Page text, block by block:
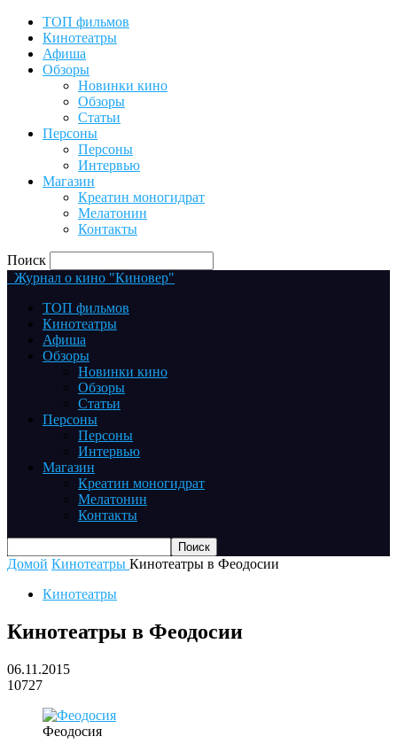
ТОП фильмов
Кинотеатры
Афиша
Обзоры
Новинки кино
Обзоры
Статьи
Персоны
Персоны
Интервью
Магазин
Креатин моногидрат
Мелатонин
Контакты
Поиск
Журнал о кино "Киновер"
ТОП фильмов
Кинотеатры
Афиша
Обзоры
Новинки кино
Обзоры
Статьи
Персоны
Персоны
Интервью
Магазин
Креатин моногидрат
Мелатонин
Контакты
Домой Кинотеатры Кинотеатры в Феодосии
Кинотеатры
Кинотеатры в Феодосии
06.11.2015
10727
Феодосия